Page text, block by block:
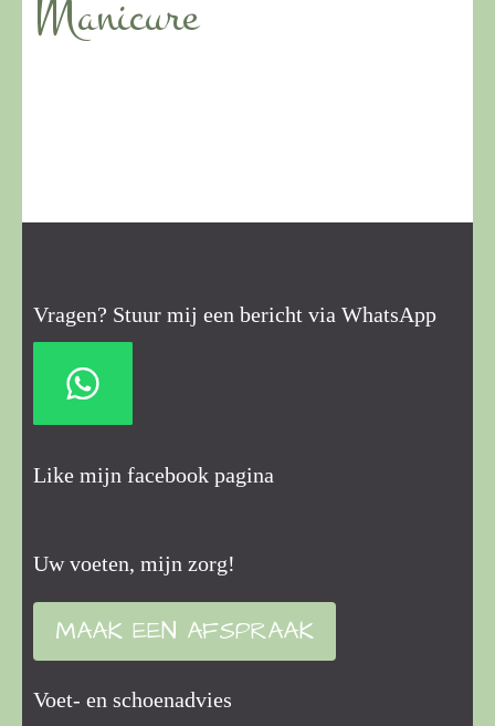
Manicure
Vragen? Stuur mij een bericht via WhatsApp
Like mijn facebook pagina
Uw voeten, mijn zorg!
MAAK EEN AFSPRAAK
Voet- en schoenadvies